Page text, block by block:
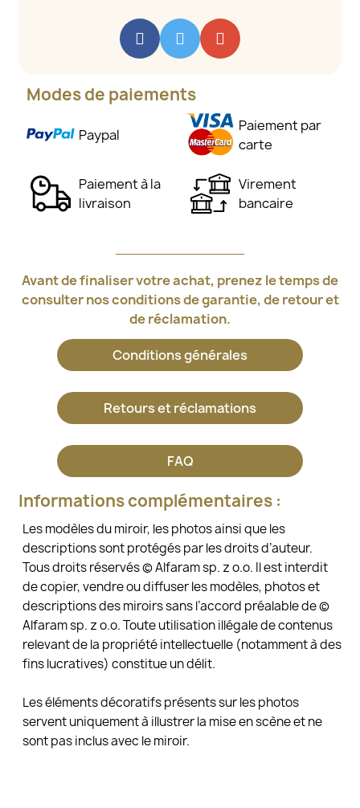
Modes de paiements
Paypal
Paiement par
carte
Paiement à la
livraison
Virement
bancaire
Avant de finaliser votre achat, prenez le temps de
consulter nos conditions de garantie, de retour et
de réclamation.
Conditions générales
Retours et réclamations
FAQ
Informations complémentaires :
Les modèles du miroir, les photos ainsi que les
descriptions sont protégés par les droits d’auteur.
Tous droits réservés © Alfaram sp. z o.o. Il est interdit
de copier, vendre ou diffuser les modèles, photos et
descriptions des miroirs sans l’accord préalable de ©
Alfaram sp. z o.o. Toute utilisation illégale de contenus
relevant de la propriété intellectuelle (notamment à des
fins lucratives) constitue un délit.
Les éléments décoratifs présents sur les photos
servent uniquement à illustrer la mise en scène et ne
sont pas inclus avec le miroir.